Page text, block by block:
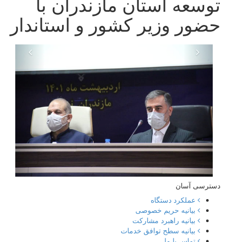
حضور وزیر کشور و استاندار
دسترسی آسان
عملکرد دستگاه
بیانیه حریم خصوصی
بیانیه راهبرد مشارکت
بیانیه سطح توافق خدمات